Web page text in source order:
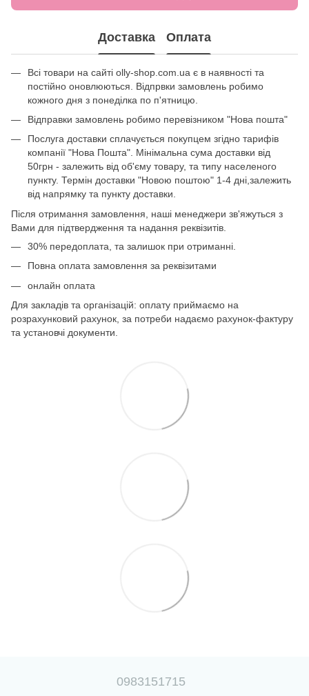
Доставка Оплата
Всі товари на сайті olly-shop.com.ua є в наявності та
постійно оновлюються. Відпрвки замовлень робимо
кожного дня з понеділка по п'ятницю.
Відправки замовлень робимо перевізником "Нова пошта"
Послуга доставки сплачується покупцем згідно тарифів
компанії "Нова Пошта". Мінімальна сума доставки від
50грн - залежить від об'єму товару, та типу населеного
пункту. Термін доставки "Новою поштою" 1-4 дні,залежить
від напрямку та пункту доставки.
Після отримання замовлення, наші менеджери зв'яжуться з
Вами для підтвердження та надання реквізитів.
30% передоплата, та залишок при отриманні.
Повна оплата замовлення за реквізитами
онлайн оплата
Для закладів та організацій: оплату приймаємо на
розрахунковий рахунок, за потреби надаємо рахунок-фактуру
та установчі документи.
0983151715